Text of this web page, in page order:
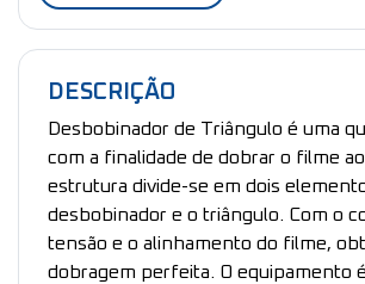
DESCRIÇÃO
Desbobinador de Triângulo é uma
com a finalidade de dobrar o filme
estrutura divide-se em dois
desbobinador e o triângulo. Com o
tensão e o alinhamento do filme,
dobragem perfeita. O equipamento